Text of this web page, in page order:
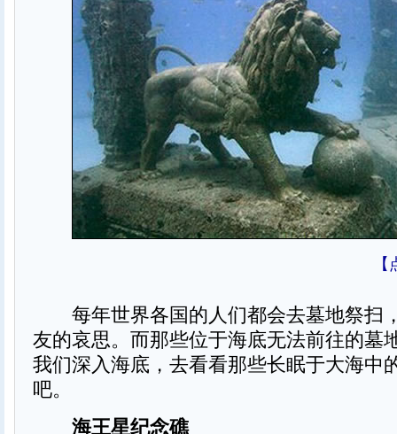
每年世界各国的人们都会去墓地祭扫
友的哀思。而那些位于海底无法前往的墓
我们深入海底，去看看那些长眠于大海中
吧。
海王星纪念礁